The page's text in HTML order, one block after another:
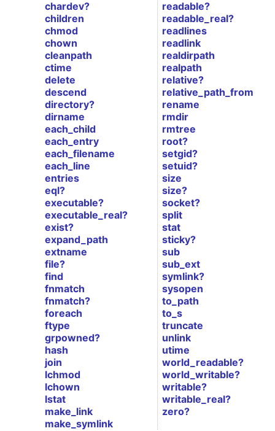
chardev?
children
chmod
chown
cleanpath
ctime
delete
descend
directory?
dirname
each_child
each_entry
each_filename
each_line
entries
eql?
executable?
executable_real?
exist?
expand_path
extname
file?
find
fnmatch
fnmatch?
foreach
ftype
grpowned?
hash
join
lchmod
lchown
lstat
make_link
make_symlink
readable?
readable_real?
readlines
readlink
realdirpath
realpath
relative?
relative_path_from
rename
rmdir
rmtree
root?
setgid?
setuid?
size
size?
socket?
split
stat
sticky?
sub
sub_ext
symlink?
sysopen
to_path
to_s
truncate
unlink
utime
world_readable?
world_writable?
writable?
writable_real?
zero?